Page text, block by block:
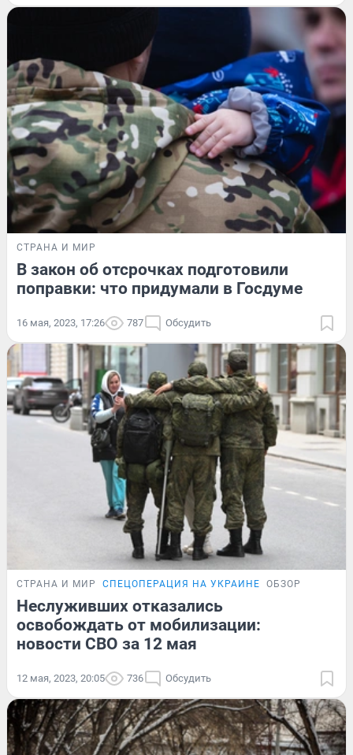
СТРАНА И МИР
В закон об отсрочках подготовили
поправки: что придумали в Госдуме
16 мая, 2023, 17:26 787 Обсудить
СТРАНА И МИР СПЕЦОПЕРАЦИЯ НА УКРАИНЕ ОБЗОР
Неслуживших отказались
освобождать от мобилизации:
новости СВО за 12 мая
12 мая, 2023, 20:05 736 Обсудить